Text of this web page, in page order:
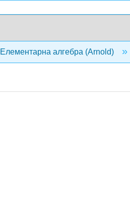
Елементарна алгебра (Arnold)